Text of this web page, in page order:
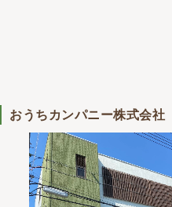
おうちカンパニー株式会社